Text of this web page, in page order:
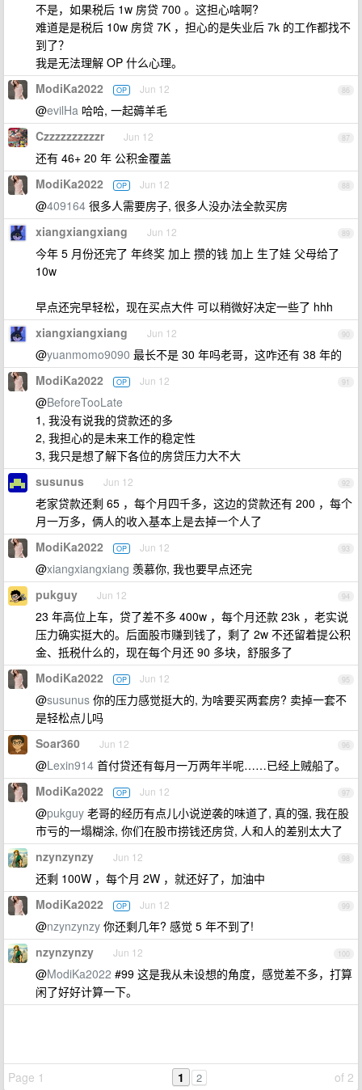
不是，如果税后 1w 房贷 700 。这担心啥啊?
难道是是税后 10w 房贷 7K ，担心的是失业后 7k 的工作都找不
到了？
我是无法理解 OP 什么心理。
86
ModiKa2022 OP Jun 12
@evilHa 哈哈, 一起薅羊毛
87
Czzzzzzzzzzr Jun 12
还有 46+ 20 年 公积金覆盖
88
ModiKa2022 OP Jun 12
@409164 很多人需要房子, 很多人没办法全款买房
89
xiangxiangxiang Jun 12
今年 5 月份还完了 年终奖 加上 攒的钱 加上 生了娃 父母给了
10w
早点还完早轻松，现在买点大件 可以稍微好决定一些了 hhh
90
xiangxiangxiang Jun 12
@yuanmomo9090 最长不是 30 年吗老哥，这咋还有 38 年的
91
ModiKa2022 OP Jun 12
@BeforeTooLate
1, 我没有说我的贷款还的多
2, 我担心的是未来工作的稳定性
3, 我只是想了解下各位的房贷压力大不大
92
susunus Jun 12
老家贷款还剩 65 ，每个月四千多，这边的贷款还有 200 ，每个
月一万多，俩人的收入基本上是去掉一个人了
93
ModiKa2022 OP Jun 12
@xiangxiangxiang 羡慕你, 我也要早点还完
94
pukguy Jun 12
23 年高位上车，贷了差不多 400w ，每个月还款 23k ，老实说
压力确实挺大的。后面股市赚到钱了，剩了 2w 不还留着提公积
金、抵税什么的，现在每个月还 90 多块，舒服多了
95
ModiKa2022 OP Jun 12
@susunus 你的压力感觉挺大的, 为啥要买两套房? 卖掉一套不
是轻松点儿吗
96
Soar360 Jun 12
@Lexin914 首付贷还有每月一万两年半呢……已经上贼船了。
97
ModiKa2022 OP Jun 12
@pukguy 老哥的经历有点儿小说逆袭的味道了, 真的强, 我在股
市亏的一塌糊涂, 你们在股市捞钱还房贷, 人和人的差别太大了
98
nzynzynzy Jun 12
还剩 100W ，每个月 2W ，就还好了，加油中
99
ModiKa2022 OP Jun 12
@nzynzynzy 你还剩几年? 感觉 5 年不到了!
100
nzynzynzy Jun 12
@ModiKa2022 #99 这是我从未设想的角度，感觉差不多，打算
闲了好好计算一下。
Page 1 of 2
1 2